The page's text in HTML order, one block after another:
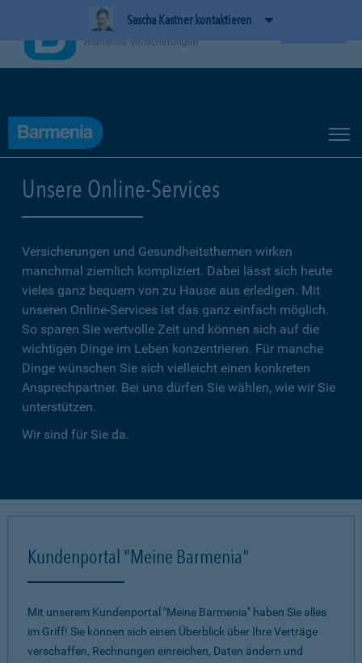
Sascha Kastner kontaktieren
Unsere Online-Services
Versicherungen und Gesundheitsthemen wirken
manchmal ziemlich kompliziert. Dabei lässt sich heute
vieles ganz bequem von zu Hause aus erledigen. Mit
unseren Online-Services ist das ganz einfach möglich.
So sparen Sie wertvolle Zeit und können sich auf die
wichtigen Dinge im Leben konzentrieren. Für manche
Dinge wünschen Sie sich vielleicht einen konkreten
Ansprechpartner. Bei uns dürfen Sie wählen, wie wir Sie
unterstützen.
Wir sind für Sie da.
Kundenportal "Meine Barmenia"
Mit unserem Kundenportal "Meine Barmenia" haben Sie alles
im Griff! Sie können sich einen Überblick über Ihre Verträge
verschaffen, Rechnungen einreichen, Daten ändern und
BarmeniaApp
Barmenia Versicherungen